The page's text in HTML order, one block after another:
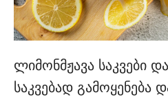
ლიმონმჟავა საკვები
საკვებად გამოყენება